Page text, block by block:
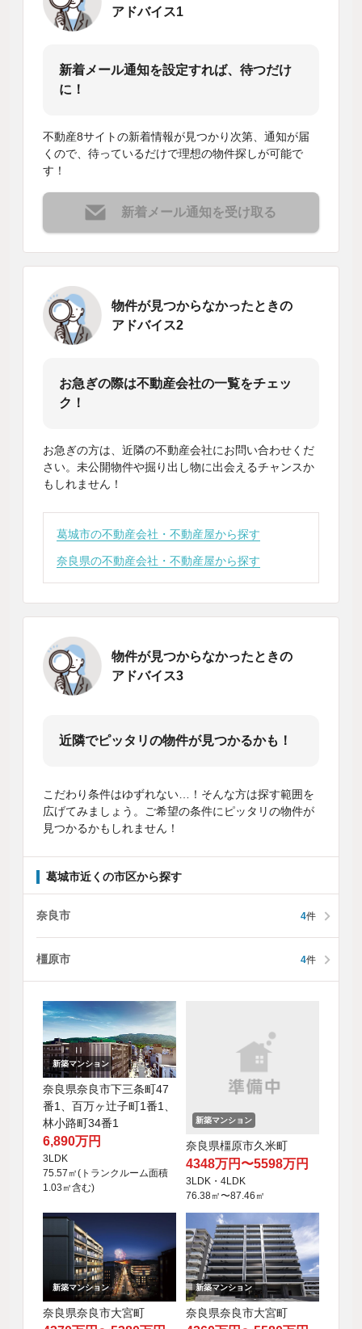
アドバイス1
新着メール通知を設定すれば、待つだけ
に！
不動産8サイトの新着情報が見つかり次第、通知が届
くので、待っているだけで理想の物件探しが可能で
す！
新着メール通知を受け取る
物件が見つからなかったときの
アドバイス2
お急ぎの際は不動産会社の一覧をチェッ
ク！
お急ぎの方は、近隣の不動産会社にお問い合わせくだ
さい。未公開物件や掘り出し物に出会えるチャンスか
もしれません！
葛城市の不動産会社・不動産屋から探す
奈良県の不動産会社・不動産屋から探す
物件が見つからなかったときの
アドバイス3
近隣でピッタリの物件が見つかるかも！
こだわり条件はゆずれない…！そんな方は探す範囲を
広げてみましょう。ご希望の条件にピッタリの物件が
見つかるかもしれません！
葛城市近くの市区から探す
奈良市 4件
橿原市 4件
新築マンション
奈良県奈良市下三条町47
番1、百万ヶ辻子町1番1、
林小路町34番1
6,890万円
3LDK
75.57㎡(トランクルーム面積
1.03㎡含む)
新築マンション
奈良県橿原市久米町
4348万円〜5598万円
3LDK・4LDK
76.38㎡〜87.46㎡
新築マンション
奈良県奈良市大宮町
新築マンション
奈良県奈良市大宮町